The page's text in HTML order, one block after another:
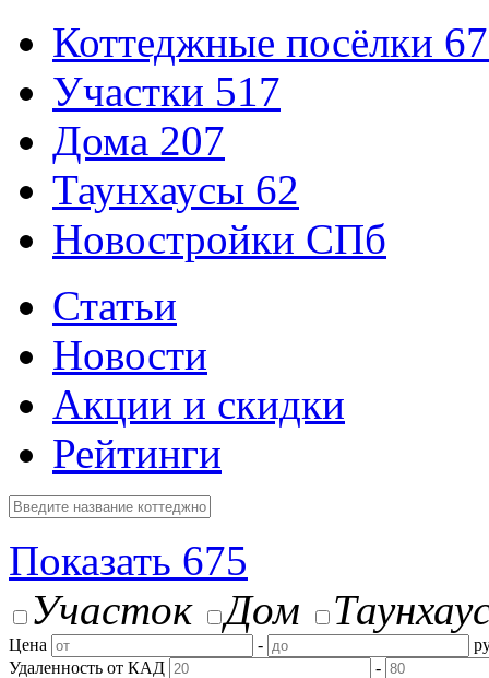
Коттеджные посёлки
Участки 517
Дома 207
Таунхаусы 62
Новостройки СПб
Статьи
Новости
Акции и скидки
Рейтинги
Показать 675
Участок
Дом
Цена -
Удаленность от КАД
-